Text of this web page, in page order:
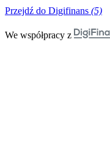
Przejdź do Digifinans (5)
We współpracy z